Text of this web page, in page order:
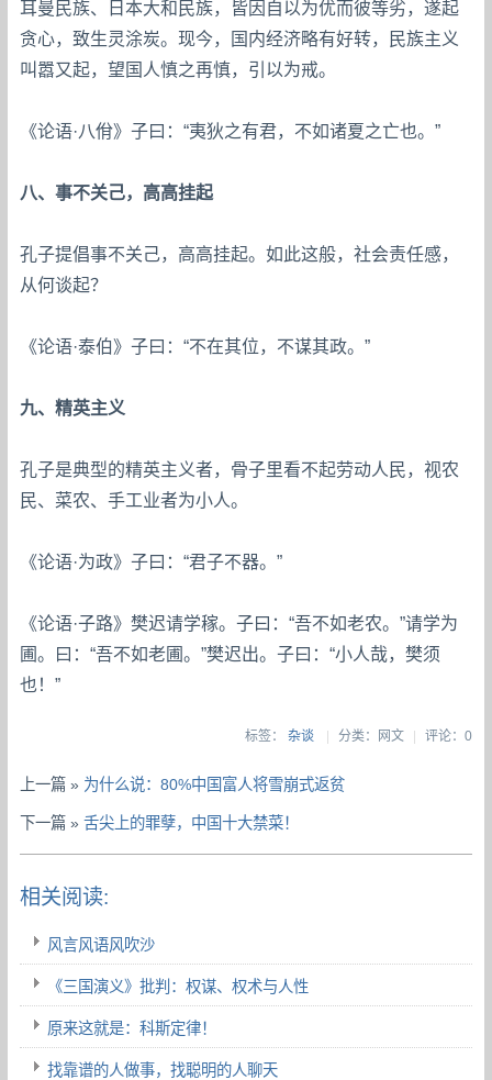
耳曼民族、日本大和民族，皆因自以为优而彼等劣，遂起
贪心，致生灵涂炭。现今，国内经济略有好转，民族主义
叫嚣又起，望国人慎之再慎，引以为戒。
《论语·八佾》子曰：“夷狄之有君，不如诸夏之亡也。”
八、事不关己，高高挂起
孔子提倡事不关己，高高挂起。如此这般，社会责任感，
从何谈起？
《论语·泰伯》子曰：“不在其位，不谋其政。”
九、精英主义
孔子是典型的精英主义者，骨子里看不起劳动人民，视农
民、菜农、手工业者为小人。
《论语·为政》子曰：“君子不器。”
《论语·子路》樊迟请学稼。子曰：“吾不如老农。”请学为
圃。曰：“吾不如老圃。”樊迟出。子曰：“小人哉，樊须
也！”
标签： 杂谈 | 分类：网文| 评论：0
上一篇 » 为什么说：80%中国富人将雪崩式返贫
下一篇 »舌尖上的罪孽，中国十大禁菜！
相关阅读:
风言风语风吹沙
《三国演义》批判：权谋、权术与人性
原来这就是：科斯定律！
找靠谱的人做事，找聪明的人聊天